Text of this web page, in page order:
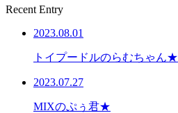
Recent Entry
2023.08.01
トイプードルのらむちゃん★
2023.07.27
MIXのぷぅ君★